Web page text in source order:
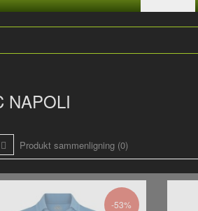
NAPOLI
Produkt sammenligning (0)
-53%